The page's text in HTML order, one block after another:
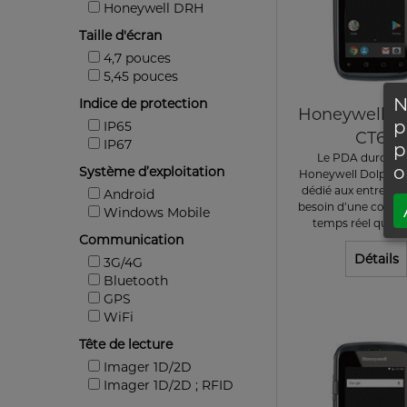
Honeywell DRH
Taille d'écran
4,7 pouces
5,45 pouces
Indice de protection
IP65
IP67
Système d’exploitation
Android
Windows Mobile
Communication
3G/4G
Bluetooth
GPS
WiFi
Tête de lecture
Imager 1D/2D
Imager 1D/2D ; RFID
Honeywell
CT60
Le PDA durci
Honeywell Dolphin
dédié aux
besoin d’une
temps réel que ce
Détails